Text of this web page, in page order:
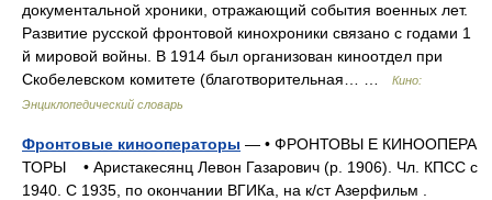
документальной хроники, отражающий события военных лет.
Развитие русской фронтовой кинохроники связано с годами 1
й мировой войны. В 1914 был организован киноотдел при
Скобелевском комитете (благотворительная… …
Кино:
Энциклопедический словарь
Фронтовые кинооператоры — • ФРОНТОВЫ Е КИНООПЕРА
ТОРЫ • Аристакесянц Левон Газарович (р. 1906). Чл. КПСС с
1940. С 1935, по окончании ВГИКа, на к/ст Азерфильм .